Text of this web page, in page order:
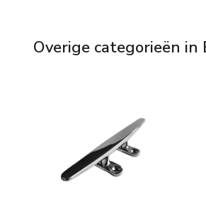
Overige categorieën in